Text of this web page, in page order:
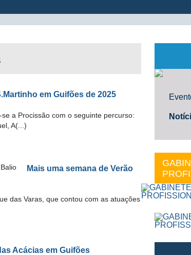
em Guifões de 2025
a Procissão com o seguinte percurso:
A(...)
Mais uma semana de Verão
das Varas, que contou com as atuações
Acácias em Guifões